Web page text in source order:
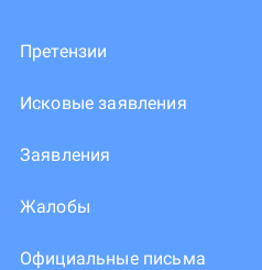
Претензии
Исковые заявления
Заявления
Жалобы
Официальные письма